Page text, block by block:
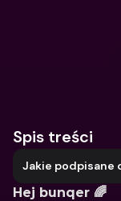
Spis treści
Jakie podpisane
Hej bunqer 🌈